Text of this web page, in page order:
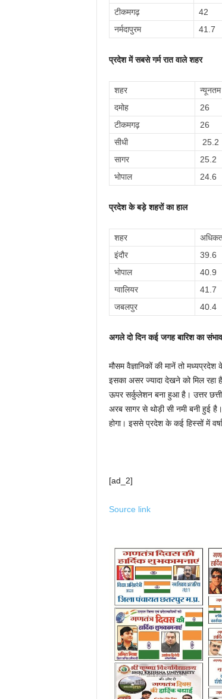
टीकमगढ़
42
नर्मदापुरम
41.7
प्रदेश में सबसे गर्म रात वाले शहर
शहर न्यूनतम
दमोह
26
टीकमगढ़
26
सीधी
25.2
सागर
25.2
भोपाल
24.6
प्रदेश के बड़े शहरों का हाल
शहर
इंदौर
39.6
भोपाल
40.9
ग्वालियर
41.7
जबलपुर
40.4
अगले दो दिन कई जगह बारिश का
मौसम वैज्ञानिकों की मानें तो
इसका असर ज्यादा देखने को मिल
ऊपर सर्कुलेशन बना हुआ है। उत्तर
अरब सागर से थोड़ी सी नमी बनी हुई
होगा। इससे प्रदेश के कई हिस्सों में
[ad_2]
Source link